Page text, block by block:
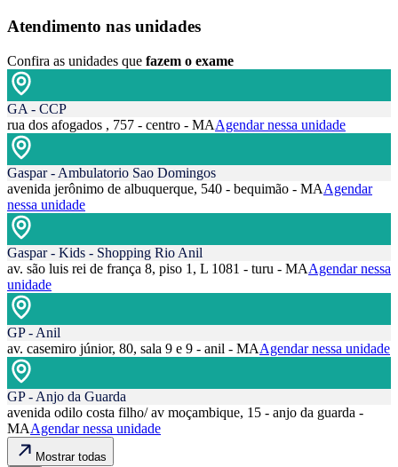
Atendimento nas unidades
Confira as unidades que fazem o exame
GA - CCP
rua dos afogados , 757 - centro - MAAgendar nessa unidade
Gaspar - Ambulatorio Sao Domingos
avenida jerônimo de albuquerque, 540 - bequimão - MAAgendar
nessa unidade
Gaspar - Kids - Shopping Rio Anil
av. são luis rei de frança 8, piso 1, L 1081 - turu - MAAgendar nessa
unidade
GP - Anil
av. casemiro júnior, 80, sala 9 e 9 - anil - MAAgendar nessa unidade
GP - Anjo da Guarda
avenida odilo costa filho/ av moçambique, 15 - anjo da guarda -
MAAgendar nessa unidade
Mostrar todas